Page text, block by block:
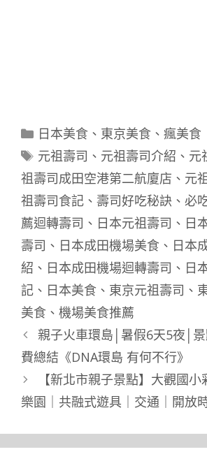
分
類
日本美食、 東京美食、 瘋美食
標
籤
元祖壽司 、 元祖壽司介紹 、 元
祖壽司成田空港第二航廈店 、 元
祖壽司食記 、 壽司好吃秘訣 、 必
薦迴轉壽司 、 日本元祖壽司 、 日
壽司 、 日本成田機場美食 、 日本
紹 、 日本成田機場迴轉壽司 、 日
記 、 日本美食 、 東京元祖壽司 、
美食 、 機場美食推薦
親子火車環島│暑假6天5夜│
費總結《DNA環島 有何不行》
【新北市親子景點】大觀國
樂園｜共融式遊具｜交通｜開放